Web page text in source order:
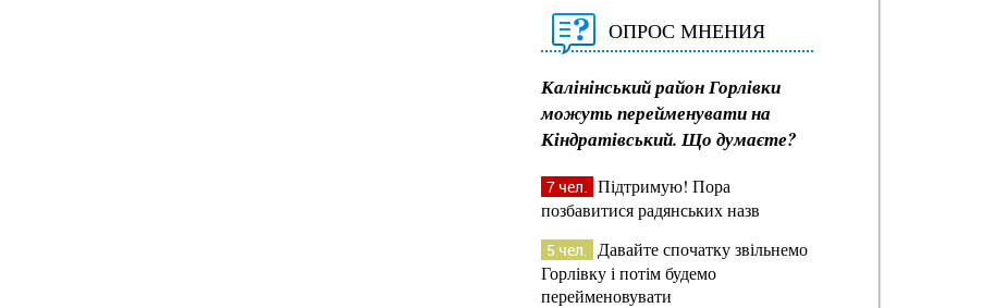
ОПРОС МНЕНИЯ
Калінінський район Горлівки
можуть перейменувати на
Кіндратівський. Що думаєте?
7 чел. Підтримую! Пора
позбавитися радянських назв
5 чел. Давайте спочатку звільнемо
Горлівку і потім будемо
перейменовувати